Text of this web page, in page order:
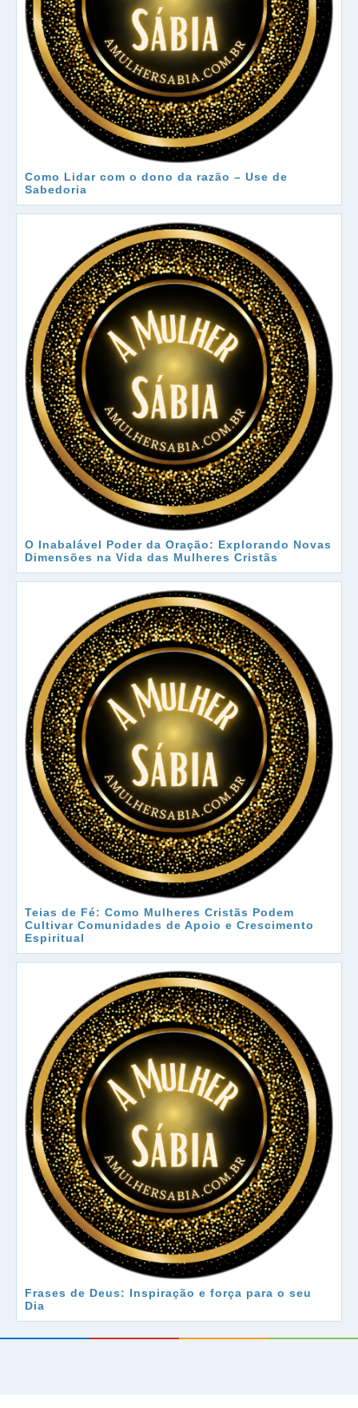
Como Lidar com o dono da razão – Use de
Sabedoria
O Inabalável Poder da Oração: Explorando Novas
Dimensões na Vida das Mulheres Cristãs
Teias de Fé: Como Mulheres Cristãs Podem
Cultivar Comunidades de Apoio e Crescimento
Espiritual
Frases de Deus: Inspiração e força para o seu
Dia